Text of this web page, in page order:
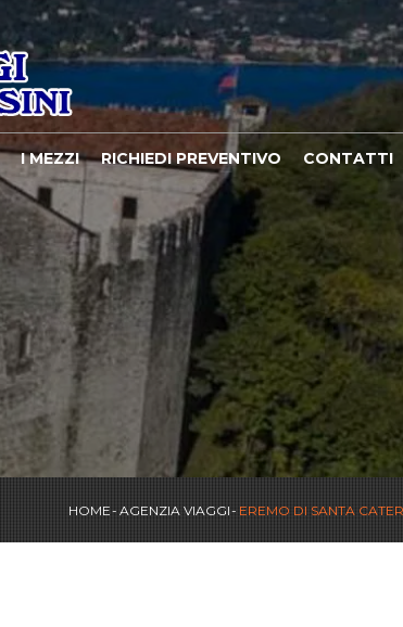
I MEZZI RICHIEDI PREVENTIVO CONTATTI
HOME AGENZIA VIAGGI EREMO DI SANTA